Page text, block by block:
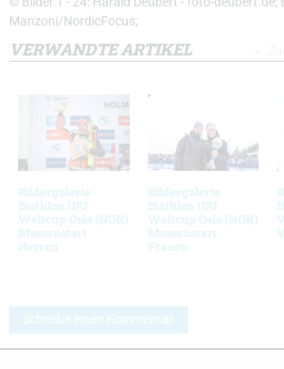
Manzoni/NordicFocus;
VERWANDTE ARTIKEL
Bildergalerie
Biathlon IBU
Weltcup Oslo (NOR)
Massenstart
Herren
Bildergalerie
Biathlon IBU
Weltcup Oslo (NOR)
Massenstart
Frauen
Schreibe einen Kommentar